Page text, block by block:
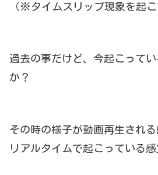
（※タイムスリップ現象を起こ
過去の事だけど、今起こって
か？
その時の様子が動画再生される
リアルタイムで起こっている感